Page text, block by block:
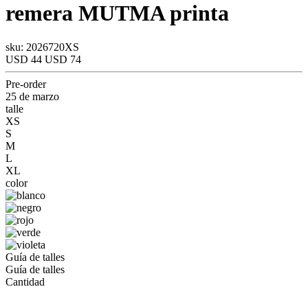
remera MUTMAprinta
sku: 2026720XS
USD 44 USD 74
Pre-order
25 de marzo
talle
XS
S
M
L
XL
color
Guía de talles
Guía de talles
Cantidad